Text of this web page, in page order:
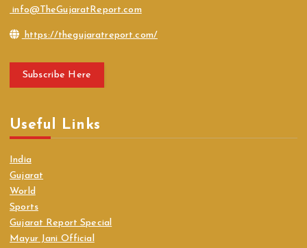
info@TheGujaratReport.com
https://thegujaratreport.com/
Subscribe Here
Useful Links
India
Gujarat
World
Sports
Gujarat Report Special
Mayur Jani Official